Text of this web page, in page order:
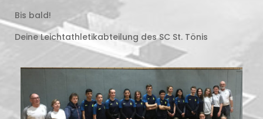
Bis bald!
Deine Leichtathletikabteilung des SC St. Tönis